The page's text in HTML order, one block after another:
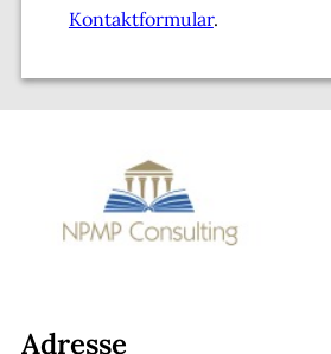
Kontaktformular.
Adresse